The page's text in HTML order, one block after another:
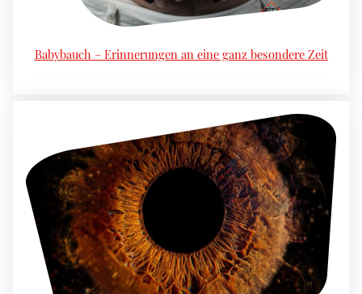
Babybauch – Erinnerungen an eine ganz besondere Zeit